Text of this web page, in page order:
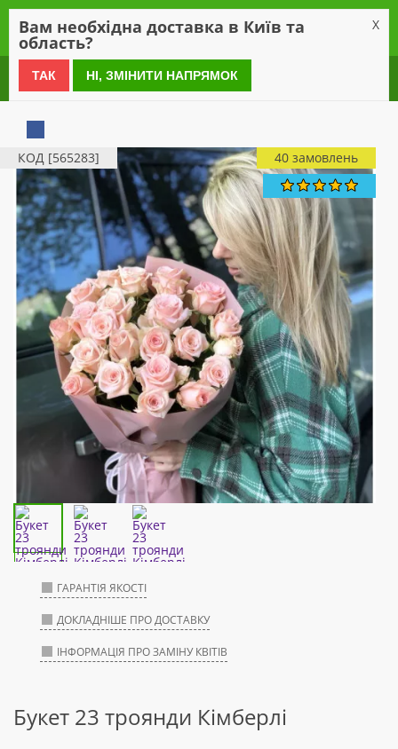
0 800 21 54 55
КОД [565283] 40 замовлень
ГАРАНТІЯ ЯКОСТІ
ДОКЛАДНІШЕ ПРО ДОСТАВКУ
ІНФОРМАЦІЯ ПРО ЗАМІНУ КВІТІВ
Букет 23 троянди Кімберлі
Вам необхідна доставка в Київ та
область?
X
ТАК НІ, ЗМІНИТИ НАПРЯМОК